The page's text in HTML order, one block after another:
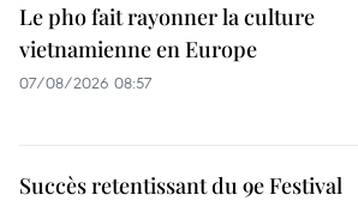
Le pho fait rayonner la culture
vietnamienne en Europe
07/08/2026 08:57
Succès retentissant du 9e Festival